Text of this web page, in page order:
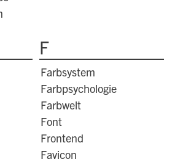
F
Farbsystem
Farbpsychologie
Farbwelt
Font
Frontend
Favicon